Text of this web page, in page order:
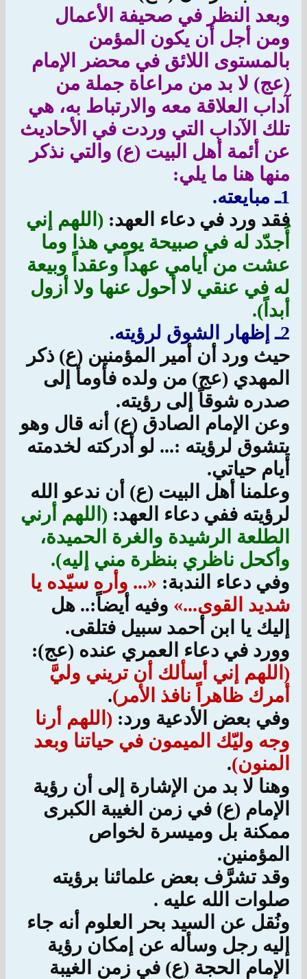
وبعد النظر في صحيفة الأعمال
ومن أجل أن يكون المؤمن
بالمستوى اللائق في محضر الإمام
(عج) لا بد من مراعاة جملة من
آداب العلاقة معه والارتباط به، هي
تلك الآداب التي وردت في الأحاديث
عن أئمة أهل البيت (ع) والتي نذكر
منها هنا ما يلي:
1ـ مبايعته.
فقد ورد في دعاء العهد: (اللهم إني
أُجدّد له في صبيحة يومي هذا وما
عشت من أيامي عهداً وعقداً وبيعة
له في عنقي لا أحول عنها ولا أزول
أبداً).
2ـ إظهار الشوق لرؤيته.
حيث ورد أن أمير المؤمنين (ع) ذكر
المهدي (عج) من ولده فأومأ إلى
صدره شوقاً إلى رؤيته.
وعن الإمام الصادق (ع) أنه قال وهو
يتشوق لرؤيته :... لو أدركته لخدمته
أيام حياتي.
وعلمنا أهل البيت (ع) أن ندعو الله
لرؤيته ففي دعاء العهد: (اللهم أرني
الطلعة الرشيدة والغرة الحميدة،
وأكحل ناظري بنظرة مني إليه).
وفي دعاء الندبة: «... وأره سيّده يا
شديد القوى...» وفيه أيضاً:.. هل
إليك يا ابن أحمد سبيل فتلقى.
وورد في دعاء العمري عنده (عج):
(اللهم إني أسألك أن تريني وليَّ
أمرك ظاهراً نافذ الأمر).
وفي بعض الأدعية ورد: (اللهم أرنا
وجه وليّك الميمون في حياتنا وبعد
المنون).
وهنا لا بد من الإشارة إلى أن رؤية
الإمام (ع) في زمن الغيبة الكبرى
ممكنة بل وميسرة لخواص
المؤمنين.
وقد تشرَّف بعض علمائنا برؤيته
صلوات الله عليه .
ونُقل عن السيد بحر العلوم أنه جاء
إليه رجل وسأله عن إمكان رؤية
الإمام الحجة (ع) في زمن الغيبة